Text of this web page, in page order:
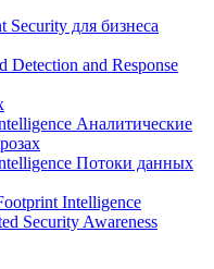
Security для бизнеса
Detection and Response
Аналитические
Потоки данных
Intelligence
Security Awareness